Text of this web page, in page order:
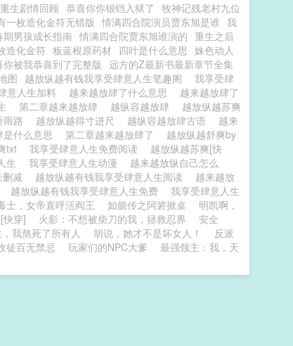
生剧情回顾 恭喜你你锒铛入狱了 牧神记残老村九位
一枚造化金符无错版 情满四合院演员贾东旭是谁 我
期男孩成长指南 情满四合院贾东旭谁演的 重生之后
造化金符 板蓝根原药材 四叶是什么意思 姝色动人
你被我恭喜到了完整版 远方的Z最新书最新章节全集
图 越放纵越有钱我享受肆意人生笔趣阁
我享受肆
意人生加料 越来越放肆了什么意思
越来越放肆了
第二章越来越放肆 越纵容越放肆
越放纵越苏爽
雨路 越放纵越得寸进尺 越纵容越放肆古语
越来
是什么意思 第二章越来越放肆了
越放纵越舒爽by
txt 我享受肆意人生免费阅读
越放纵越苏爽[快
生 我享受肆意人生动漫
越来越放纵自己怎么
删减 越放纵越有钱我享受肆意人生阅读
越来越放
越放纵越有钱我享受肆意人生免费
我享受肆意人生
士，女帝直呼活阎王 如懿传之阿箬掀桌
明凯啊，
快穿] 火影：不想被柴刀的我，拯救忍界
安全
我熬死了所有人 胡说，她才不是坏女人！
反派
徒百无禁忌 玩家们的NPC大爹
最强领主：我，天